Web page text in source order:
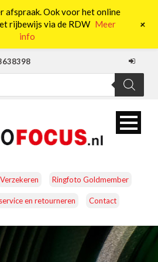
Verzekeren Ringfoto Goldmember
en retourneren Contact
ACCESSOIRES
afspraak. Ook voor het online
rijbewijs via de RDW Meer
info
+